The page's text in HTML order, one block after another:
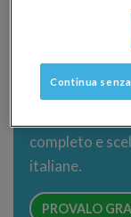
completo e
italiane.
PROVALO
Continua